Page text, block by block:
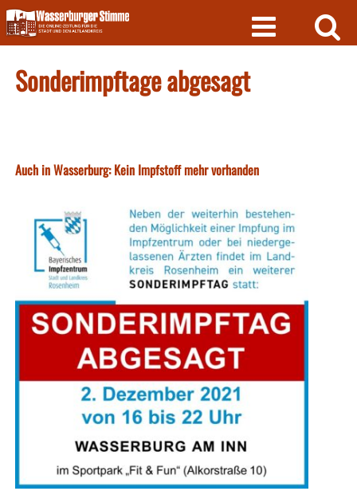
Skip
to
content
Sonderimpftage abgesagt
Auch in Wasserburg: Kein Impfstoff mehr vorhanden